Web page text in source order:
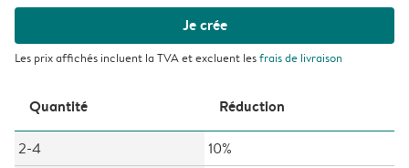
Je crée
Les prix affichés incluent la TVA et excluent lesfrais de livraison
Quantité Réduction
2-4
10%